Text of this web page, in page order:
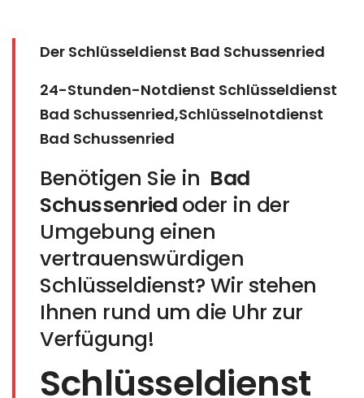
Der Schlüsseldienst Bad Schussenried
24-Stunden-Notdienst Schlüsseldienst
Bad Schussenried,Schlüsselnotdienst
Bad Schussenried
Benötigen Sie in Bad
Schussenriedoder in der
Umgebung einen
vertrauenswürdigen
Schlüsseldienst? Wir stehen
Ihnen rund um die Uhr zur
Verfügung!
Schlüsseldienst